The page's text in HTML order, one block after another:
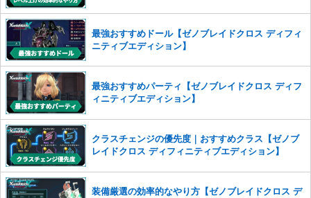
また、過度な利用規約の違反や、弊社に損害の及ぶ内容の書き込みがあ
った場合は、法的措置をとらせていただく場合もございますので、あら
かじめご理解くださいませ。最強おすすめドール【ゼノブレイドクロス ディフィ
ニティブエディション】
最強おすすめパーティ【ゼノブレイドクロス ディフ
ィニティブエディション】
クラスチェンジの優先度｜おすすめクラス【ゼノブ
レイドクロス ディフィニティブエディション】
装備厳選の効率的なやり方【ゼノブレイドクロス デ